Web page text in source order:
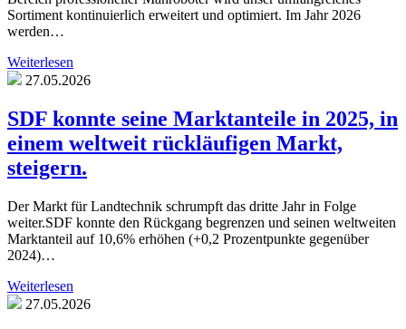
Sortiment kontinuierlich erweitert und optimiert. Im Jahr 2026
werden…
Weiterlesen
27.05.2026
SDF konnte seine Marktanteile in 2025, in
einem weltweit rückläufigen Markt,
steigern.
Der Markt für Landtechnik schrumpft das dritte Jahr in Folge
weiter.SDF konnte den Rückgang begrenzen und seinen weltweiten
Marktanteil auf 10,6% erhöhen (+0,2 Prozentpunkte gegenüber
2024)…
Weiterlesen
27.05.2026